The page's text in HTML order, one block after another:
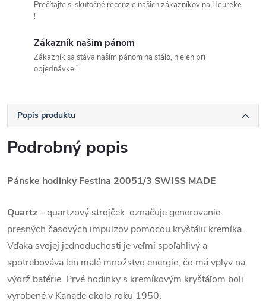
Prečítajte si skutočné recenzie našich zákazníkov na Heuréke
!
Zákazník našim pánom
Zákazník sa stáva naším pánom na stálo, nielen pri
objednávke !
Popis produktu
Podrobný popis
Pánske hodinky Festina 20051/3 SWISS MADE
Quartz– quartzový strojček označuje generovanie
presných časových impulzov pomocou kryštálu kremíka.
Vďaka svojej jednoduchosti je veľmi spoľahlivý a
spotrebováva len malé množstvo energie, čo má vplyv na
výdrž batérie. Prvé hodinky s kremíkovým kryštáľom boli
vyrobené v Kanade okolo roku 1950.